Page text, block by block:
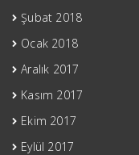
Şubat 2018
Ocak 2018
Aralık 2017
Kasım 2017
Ekim 2017
Eylül 2017